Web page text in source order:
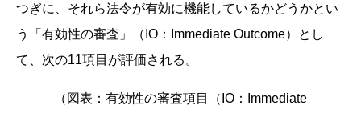
つぎに、それら法令が有効に機能しているかどうかとい
う「有効性の審査」（IO：Immediate Outcome）とし
て、次の11項目が評価される。
（図表：有効性の審査項目（IO：Immediate